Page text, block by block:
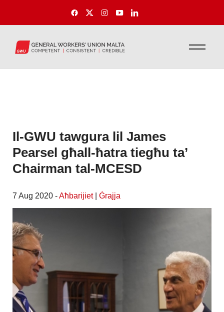
Il-GWU tawgura lil James
Pearsel għall-ħatra tiegħu ta’
Chairman tal-MCESD
7 Aug 2020 -Aħbarijiet| Ġrajja